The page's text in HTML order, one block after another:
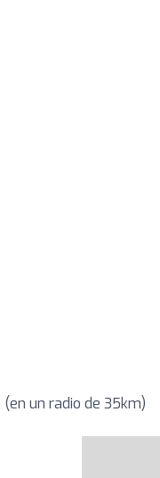
un radio de 35km)